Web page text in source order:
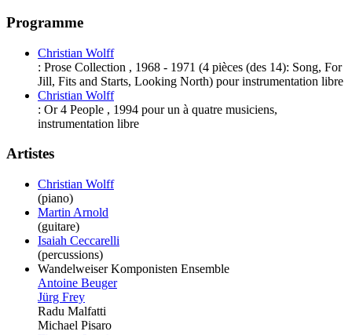
Programme
Christian Wolff
: Prose Collection , 1968 - 1971 (4 pièces (des 14): Song, For
Jill, Fits and Starts, Looking North) pourinstrumentation libre
Christian Wolff
: Or 4 People , 1994 pourun à quatre musiciens,
instrumentation libre
Artistes
Christian Wolff
(piano)
Martin Arnold
(guitare)
Isaiah Ceccarelli
(percussions)
Wandelweiser Komponisten Ensemble
Antoine Beuger
Jürg Frey
Radu Malfatti
Michael Pisaro